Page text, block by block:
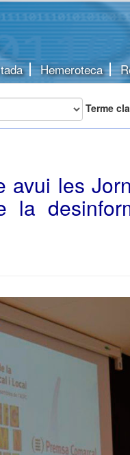
Hemeroteca
Terme
avui les
la